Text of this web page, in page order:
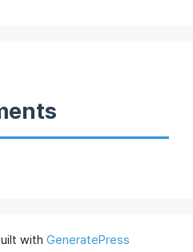
with GeneratePress